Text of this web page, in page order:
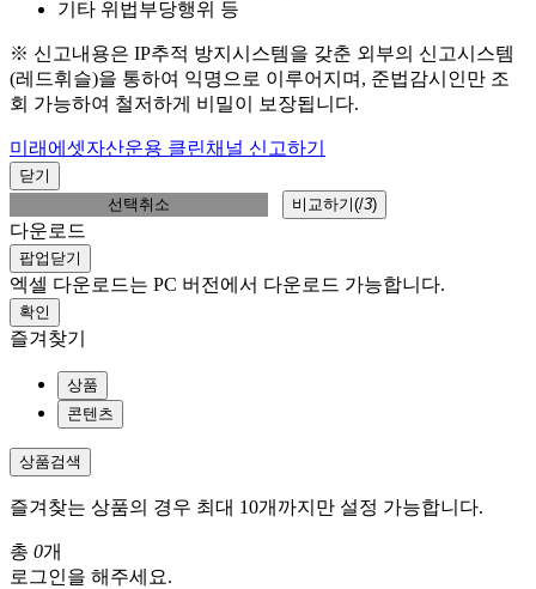
기타 위법부당행위 등
※ 신고내용은 IP추적 방지시스템을 갖춘 외부의 신고시스템
(레드휘슬)을 통하여 익명으로 이루어지며, 준법감시인만 조
회 가능하여 철저하게 비밀이 보장됩니다.
미래에셋자산운용 클린채널 신고하기
닫기
선택취소
비교하기(/3)
다운로드
팝업닫기
엑셀 다운로드는 PC 버전에서 다운로드 가능합니다.
확인
즐겨찾기
상품
콘텐츠
상품검색
즐겨찾는 상품의 경우 최대 10개까지만 설정 가능합니다.
총 0개
로그인을 해주세요.